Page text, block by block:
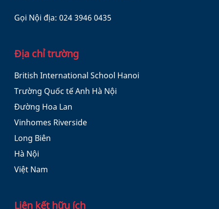
Gọi Nội địa:024 3946 0435
Địa chỉ trường
British International School Hanoi
Trường Quốc tế Anh Hà Nội
Đường Hoa Lan
Vinhomes Riverside
Long Biên
Hà Nội
Việt Nam
Liên kết hữu ích